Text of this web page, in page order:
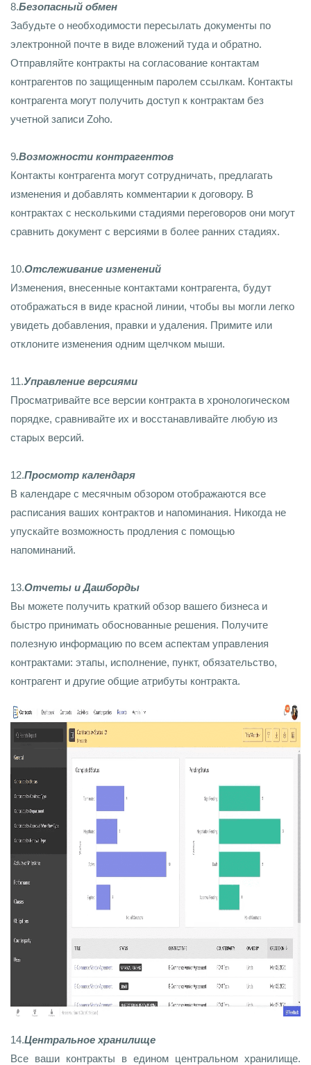
8.Безопасный обмен
Забудьте о необходимости пересылать документы по
электронной почте в виде вложений туда и обратно.
Отправляйте контракты на согласование контактам
контрагентов по защищенным паролем ссылкам. Контакты
контрагента могут получить доступ к контрактам без
учетной записи Zoho.
9.Возможности контрагентов
Контакты контрагента могут сотрудничать, предлагать
изменения и добавлять комментарии к договору. В
контрактах с несколькими стадиями переговоров они могут
сравнить документ с версиями в более ранних стадиях.
10.Отслеживание изменений
Изменения, внесенные контактами контрагента, будут
отображаться в виде красной линии, чтобы вы могли легко
увидеть добавления, правки и удаления. Примите или
отклоните изменения одним щелчком мыши.
11.Управление версиями
Просматривайте все версии контракта в хронологическом
порядке, сравнивайте их и восстанавливайте любую из
старых версий.
12.Просмотр календаря
В календаре с месячным обзором отображаются все
расписания ваших контрактов и напоминания. Никогда не
упускайте возможность продления с помощью
напоминаний.
13.Отчеты и Дашборды
Вы можете получить краткий обзор вашего бизнеса и
быстро принимать обоснованные решения. Получите
полезную информацию по всем аспектам управления
контрактами: этапы, исполнение, пункт, обязательство,
контрагент и другие общие атрибуты контракта.
14.Центральное хранилище
Все ваши контракты в едином центральном хранилище.